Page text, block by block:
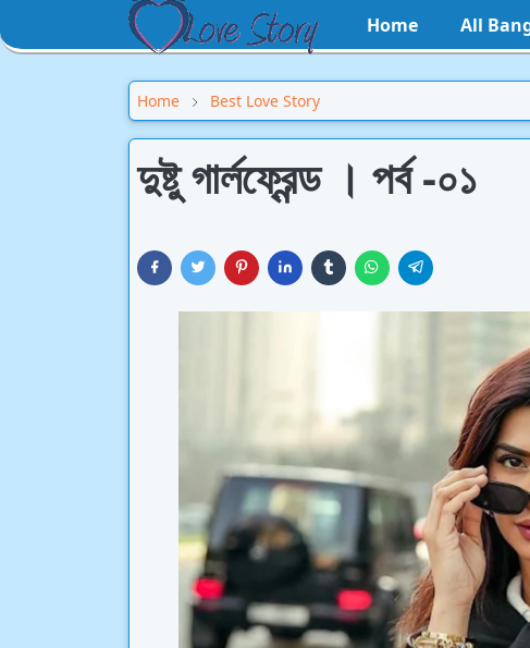
Home All
Home Best Love Story
দুষ্টু গার্লফ্রেন্ড । পর্ব -০১